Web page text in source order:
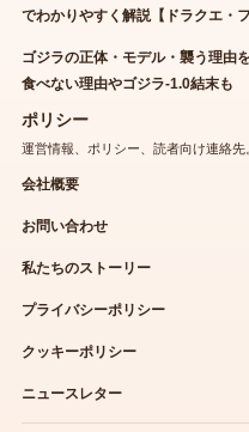
でわかりやすく解説【ドラクエ・フ
ゴジラの正体・モデル・襲う理由
食べない理由やゴジラ-1.0結末も
ポリシー
運営情報、ポリシー、読者向け連絡先
会社概要
お問い合わせ
私たちのストーリー
プライバシーポリシー
クッキーポリシー
ニュースレター